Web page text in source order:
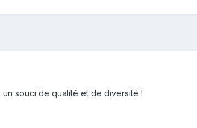
souci de qualité et de diversité !